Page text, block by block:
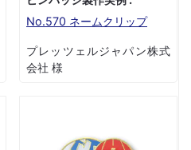
No.570 ネームクリップ
プレッツェルジャパン株式
会社 様